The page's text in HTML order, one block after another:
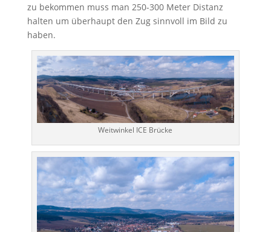
zu bekommen muss man 250-300 Meter Distanz
halten um überhaupt den Zug sinnvoll im Bild zu
haben.
Weitwinkel ICE Brücke